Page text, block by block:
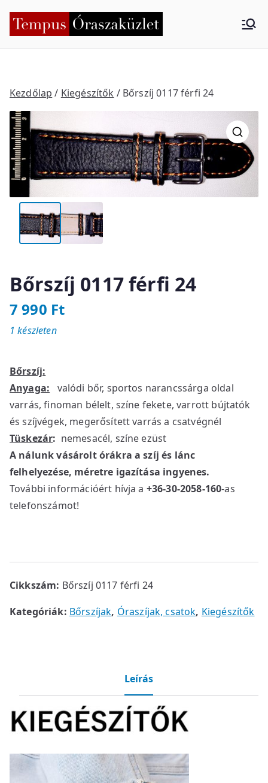
Tempus
küzlet
Kezdőlap / Kiegészítők / Bőrszíj 0117 férfi 24
Bőrszíj 0117 férfi 24
7 990 Ft
Bőrszíj:
Anyaga: valódi bőr, sportos narancssárga oldal
varrás, finoman bélelt, színe fekete, varrott bújtatók
és szíjvégek, megerősített varrás a csatvégnél
Tüskezár: nemesacél, színe ezüst
A nálunk vásárolt órákra a szíj és lánc
felhelyezése, méretre igazítása ingyenes.
További információért hívja a +36-30-2058-160-as
telefonszámot!
1 készleten
Cikkszám: Bőrszíj 0117 férfi 24
Kategóriák: Bőrszíjak, Óraszíjak, csatok, Kiegészítők
Leírás